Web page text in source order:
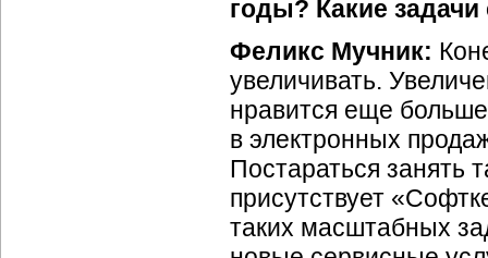
годы? Какие
Феликс Мучник:
увеличивать.
нравится еще
в электронных
Постараться занять
присутствует
таких масштабных